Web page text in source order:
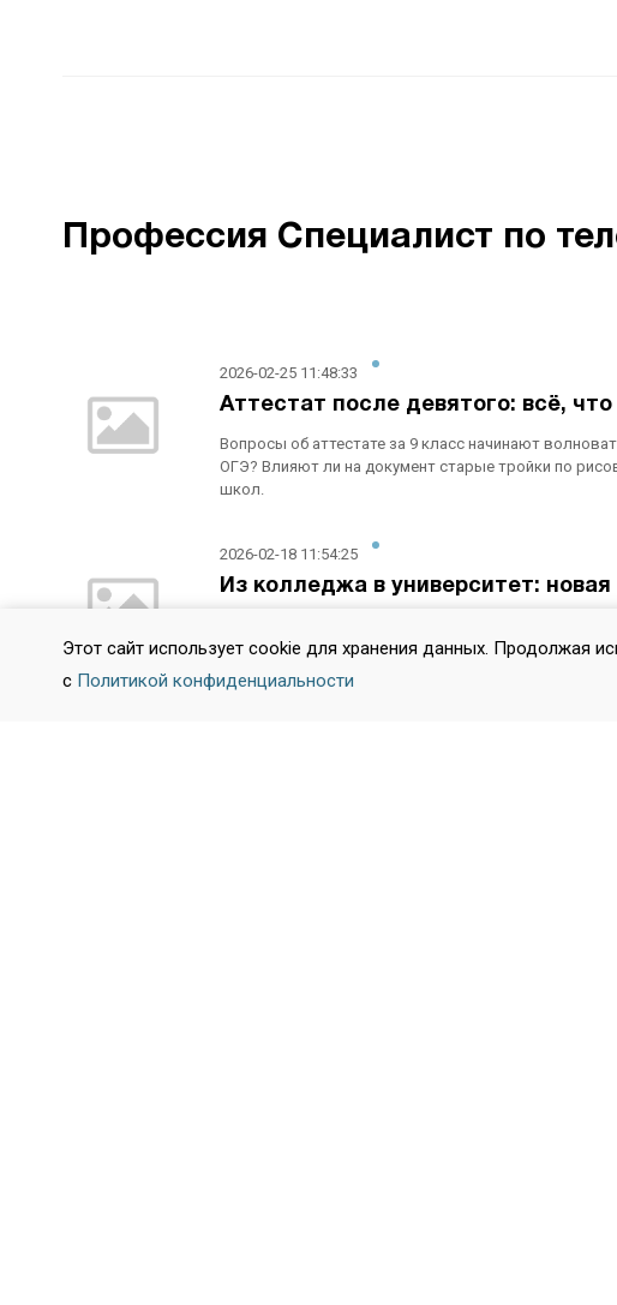
Профессия Специалист по
2026-02-25 11:48:33
Аттестат после девятого: всё,
Вопросы об аттестате за 9 класс начинают
ОГЭ? Влияют ли на документ старые тройки по
школ.
2026-02-18 11:54:25
Из колледжа в университет:
Сегодня это осознанная стратегия, дающая
Этот сайт использует cookie для хранения данных. Продолжая
с Политикой конфиденциальности